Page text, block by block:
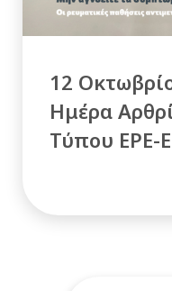
12
Ημέρα
Τύπου ΕΡΕ-